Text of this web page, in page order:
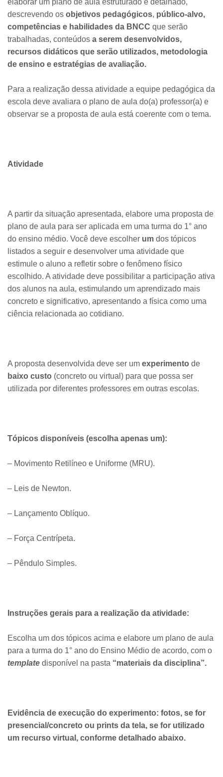
elaborar um plano de aula estruturado e detalhado,
descrevendo os objetivos pedagógicos, público-alvo,
competências e habilidades da BNCC que serão
trabalhadas, conteúdos a serem desenvolvidos,
recursos didáticos que serão utilizados, metodologia
de ensino e estratégias de avaliação.
Para a realização dessa atividade a equipe pedagógica da
escola deve avaliara o plano de aula do(a) professor(a) e
observar se a proposta de aula está coerente com o tema.
Atividade
A partir da situação apresentada, elabore uma proposta de
plano de aula para ser aplicada em uma turma do 1° ano
do ensino médio. Você deve escolher um dos tópicos
listados a seguir e desenvolver uma atividade que
estimule o aluno a refletir sobre o fenômeno físico
escolhido. A atividade deve possibilitar a participação ativa
dos alunos na aula, estimulando um aprendizado mais
concreto e significativo, apresentando a física como uma
ciência relacionada ao cotidiano.
A proposta desenvolvida deve ser um experimento de
baixo custo (concreto ou virtual) para que possa ser
utilizada por diferentes professores em outras escolas.
Tópicos disponíveis (escolha apenas um):
– Movimento Retilíneo e Uniforme (MRU).
– Leis de Newton.
– Lançamento Oblíquo.
– Força Centrípeta.
– Pêndulo Simples.
Instruções gerais para a realização da atividade:
Escolha um dos tópicos acima e elabore um plano de aula
para a turma do 1° ano do Ensino Médio de acordo, com o
template disponível na pasta “materiais da disciplina”.
Evidência de execução do experimento: fotos, se for
presencial/concreto ou prints da tela, se for utilizado
um recurso virtual, conforme detalhado abaixo.